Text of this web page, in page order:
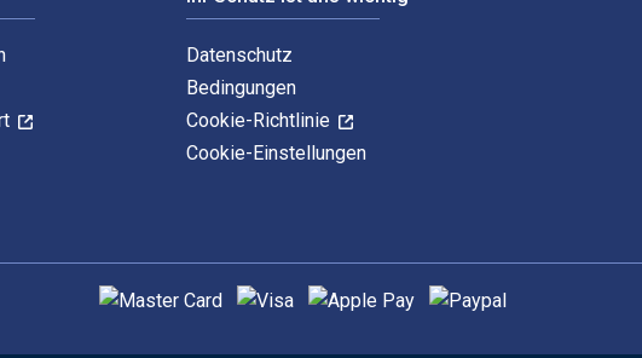
Datenschutz
Bedingungen
Cookie-Richtlinie
Cookie-Einstellungen
Unterstützte Zahlungsmethoden